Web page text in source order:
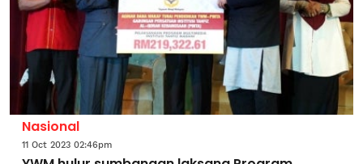
Nasional
11 Oct 2023 02:46pm